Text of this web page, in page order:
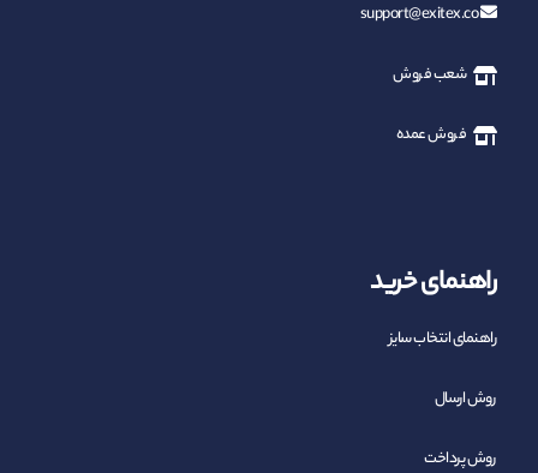
support@exitex.co
شعب فروش
فروش عمده
راهنمای خرید
راهنمای انتخاب سایز
روش ارسال
روش پرداخت